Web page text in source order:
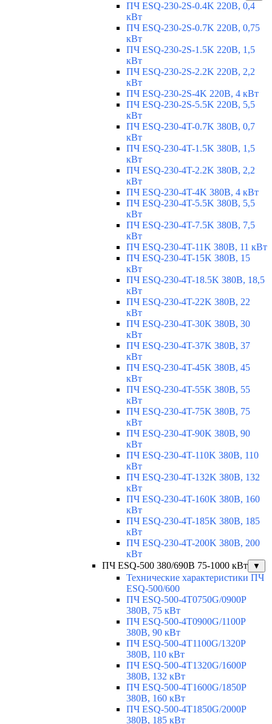
ПЧ ESQ-230-2S-0.4K 220В, 0,4
кВт
ПЧ ESQ-230-2S-0.7K 220В, 0,75
кВт
ПЧ ESQ-230-2S-1.5K 220В, 1,5
кВт
ПЧ ESQ-230-2S-2.2K 220В, 2,2
кВт
ПЧ ESQ-230-2S-4K 220В, 4 кВт
ПЧ ESQ-230-2S-5.5K 220В, 5,5
кВт
ПЧ ESQ-230-4T-0.7K 380В, 0,7
кВт
ПЧ ESQ-230-4T-1.5K 380В, 1,5
кВт
ПЧ ESQ-230-4T-2.2K 380В, 2,2
кВт
ПЧ ESQ-230-4T-4K 380В, 4 кВт
ПЧ ESQ-230-4T-5.5K 380В, 5,5
кВт
ПЧ ESQ-230-4T-7.5K 380В, 7,5
кВт
ПЧ ESQ-230-4T-11K 380В, 11 кВт
ПЧ ESQ-230-4T-15K 380В, 15
кВт
ПЧ ESQ-230-4T-18.5K 380В, 18,5
кВт
ПЧ ESQ-230-4T-22K 380В, 22
кВт
ПЧ ESQ-230-4T-30K 380В, 30
кВт
ПЧ ESQ-230-4T-37K 380В, 37
кВт
ПЧ ESQ-230-4T-45K 380В, 45
кВт
ПЧ ESQ-230-4T-55K 380В, 55
кВт
ПЧ ESQ-230-4T-75K 380В, 75
кВт
ПЧ ESQ-230-4T-90K 380В, 90
кВт
ПЧ ESQ-230-4T-110K 380В, 110
кВт
ПЧ ESQ-230-4T-132K 380В, 132
кВт
ПЧ ESQ-230-4T-160K 380В, 160
кВт
ПЧ ESQ-230-4T-185K 380В, 185
кВт
ПЧ ESQ-230-4T-200K 380В, 200
кВт
ПЧ ESQ-500 380/690В 75-1000 кВт
▼
Технические характеристики ПЧ
ESQ-500/600
ПЧ ESQ-500-4T0750G/0900P
380В, 75 кВт
ПЧ ESQ-500-4T0900G/1100P
380В, 90 кВт
ПЧ ESQ-500-4T1100G/1320P
380В, 110 кВт
ПЧ ESQ-500-4T1320G/1600P
380В, 132 кВт
ПЧ ESQ-500-4T1600G/1850P
380В, 160 кВт
ПЧ ESQ-500-4T1850G/2000P
380В, 185 кВт